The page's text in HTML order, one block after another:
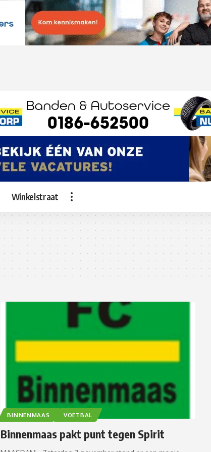
Winkelstraat
BINNENMAAS VOETBAL
Binnenmaas pakt punt tegen Spirit